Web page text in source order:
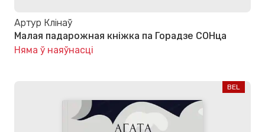
Артур Клінаў
Малая падарожная кніжка па Горадзе СОНца
Няма ў наяўнасці
BEL